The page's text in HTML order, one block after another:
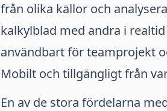
från olika källor och
kalkylblad med andra i
användbart för teamprojekt
Mobilt och tillgängligt från
En av de stora fördelarna